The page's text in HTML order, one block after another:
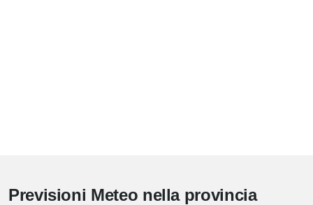
Previsioni Meteo nella provincia